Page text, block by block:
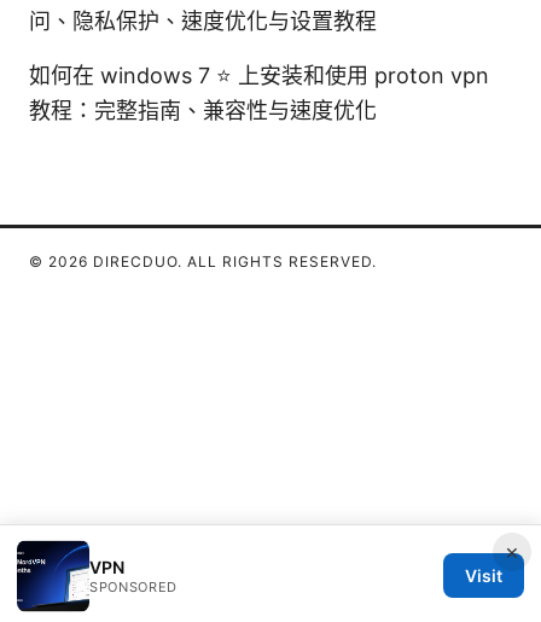
问、隐私保护、速度优化与设置教程
如何在 windows 7 ⭐ 上安装和使用 proton vpn
教程：完整指南、兼容性与速度优化
×
VPN
SPONSORED
Visit
© 2026 DIRECDUO. ALL RIGHTS RESERVED.